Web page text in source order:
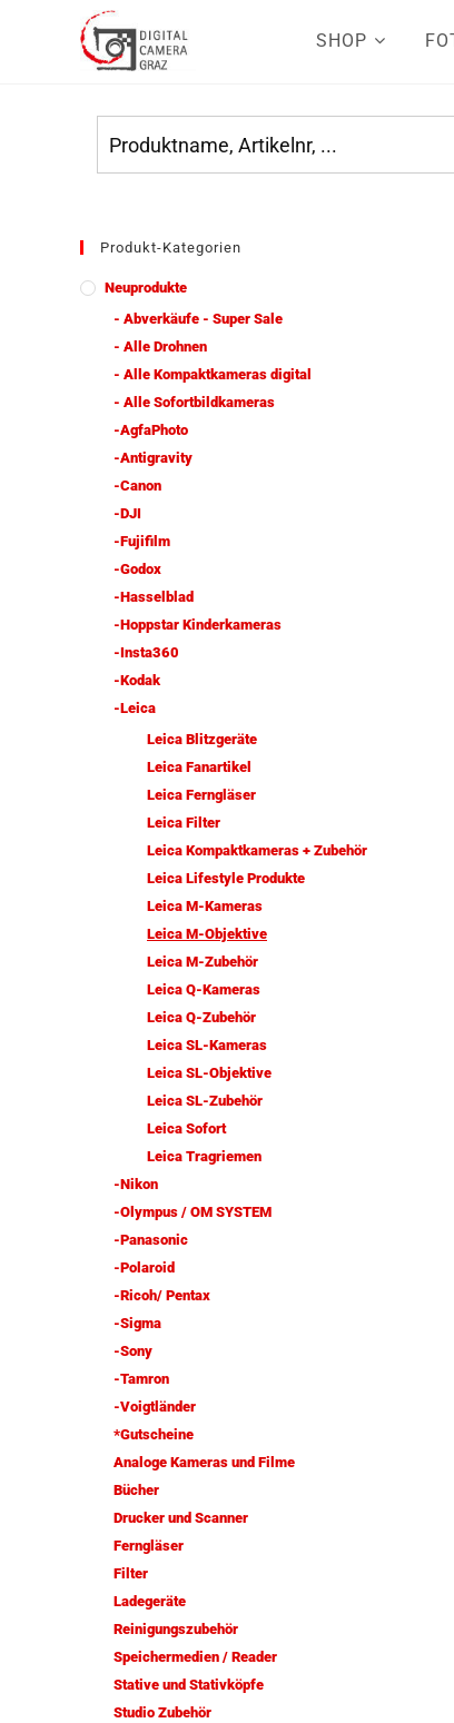
SHOP
Produkt-Kategorien
Neuprodukte
- Abverkäufe - Super Sale
- Alle Drohnen
- Alle Kompaktkameras digital
- Alle Sofortbildkameras
-AgfaPhoto
-Antigravity
-Canon
-DJI
-Fujifilm
-Godox
-Hasselblad
-Hoppstar Kinderkameras
-Insta360
-Kodak
-Leica
Leica Blitzgeräte
Leica Fanartikel
Leica Ferngläser
Leica Filter
Leica Kompaktkameras + Zubehör
Leica Lifestyle Produkte
Leica M-Kameras
Leica M-Objektive
Leica M-Zubehör
Leica Q-Kameras
Leica Q-Zubehör
Leica SL-Kameras
Leica SL-Objektive
Leica SL-Zubehör
Leica Sofort
Leica Tragriemen
-Nikon
-Olympus / OM SYSTEM
-Panasonic
-Polaroid
-Ricoh/ Pentax
-Sigma
-Sony
-Tamron
-Voigtländer
*Gutscheine
Analoge Kameras und Filme
Bücher
Drucker und Scanner
Ferngläser
Filter
Ladegeräte
Reinigungszubehör
Speichermedien / Reader
Stative und Stativköpfe
Studio Zubehör